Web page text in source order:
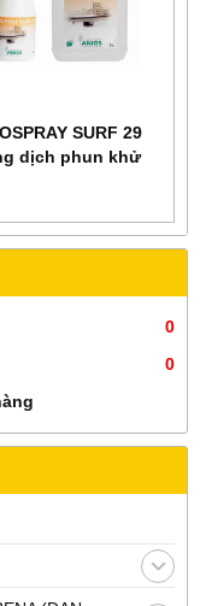
0
0
SURF 29
dịch phun khử